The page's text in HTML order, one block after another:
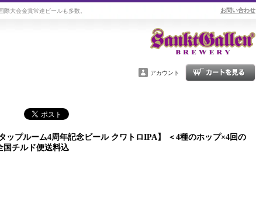
大会金賞常連ビールも多数。 お問い合わせ
アカウント
プルーム4周年記念ビール クワトロIPA】 ＜4種のホップ×4回の
国チルド便送料込